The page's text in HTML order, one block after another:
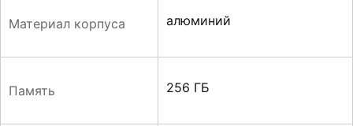
Материал корпуса алюминий
Память 256 ГБ